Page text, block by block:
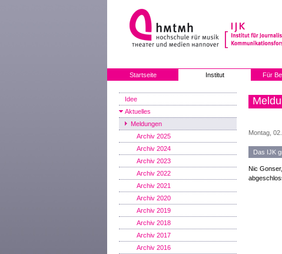
Startseite Institut Für
Idee
Aktuelles
Meldungen
Archiv 2025
Archiv 2024
Archiv 2023
Archiv 2022
Archiv 2021
Archiv 2020
Archiv 2019
Archiv 2018
Archiv 2017
Archiv 2016
Montag,
Das IJK
Nic